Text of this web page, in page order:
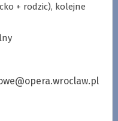
+ rodzic), kolejne